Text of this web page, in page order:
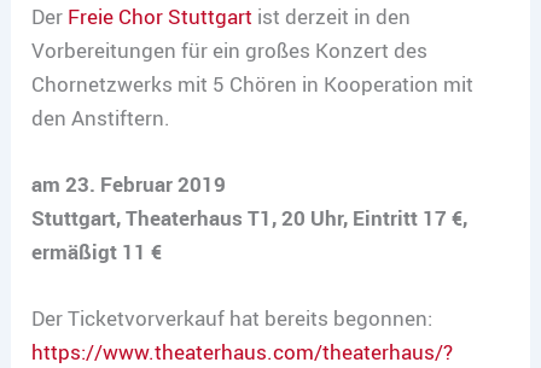
Der Freie Chor Stuttgart ist derzeit in den
Vorbereitungen für ein großes Konzert des
Chornetzwerks mit 5 Chören in Kooperation mit
den Anstiftern.
am 23. Februar 2019
Stuttgart, Theaterhaus T1, 20 Uhr, Eintritt 17 €,
ermäßigt 11 €
Der Ticketvorverkauf hat bereits begonnen:
https://www.theaterhaus.com/theaterhaus/?